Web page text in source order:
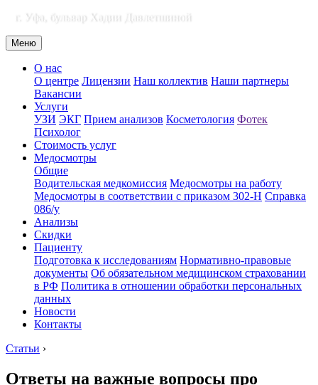
г. Уфа, бульвар Хадии Давлетшиной
Меню
О нас
О центре Лицензии Наш коллектив Наши партнеры
Вакансии
Услуги
УЗИ ЭКГ Прием анализов Косметология Фотек
Психолог
Стоимость услуг
Медосмотры
Общие
Водительская медкомиссия Медосмотры на работу
Медосмотры в соответствии с приказом 302-Н Справка
086/у
Анализы
Скидки
Пациенту
Подготовка к исследованиям Нормативно-правовые
документы Об обязательном медицинском страховании
в РФ Политика в отношении обработки персональных
данных
Новости
Контакты
Статьи ›
Ответы на важные вопросы про